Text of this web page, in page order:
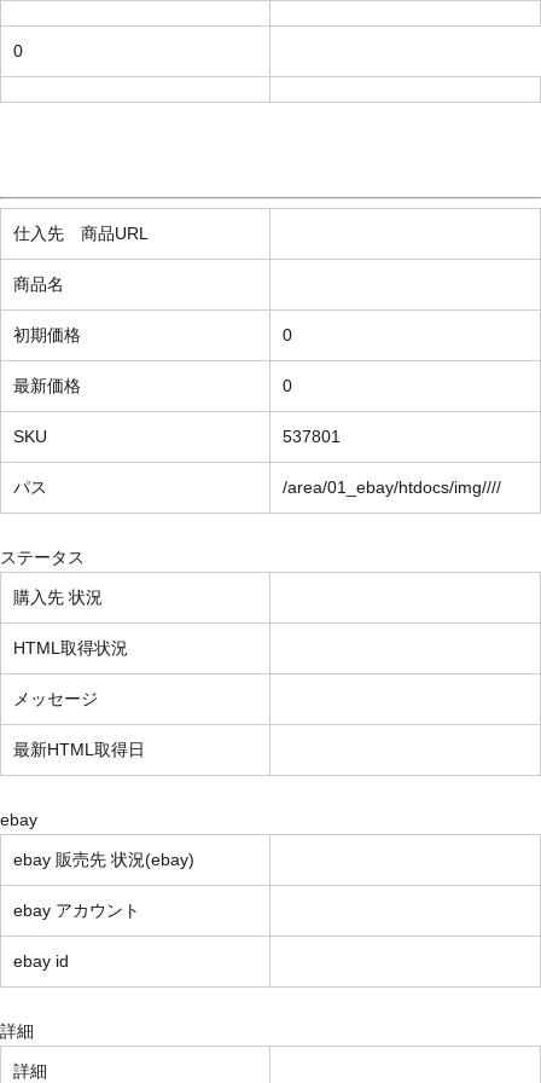
0
仕入先 商品URL
商品名
初期価格 0
最新価格 0
SKU 537801
パス /area/01_ebay/htdocs/img////
ステータス
購入先 状況
HTML取得状況
メッセージ
最新HTML取得日
ebay
ebay 販売先 状況(ebay)
ebay アカウント
ebay id
詳細
詳細